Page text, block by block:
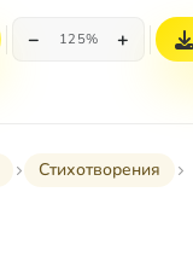
− 125% +
Стихотворения